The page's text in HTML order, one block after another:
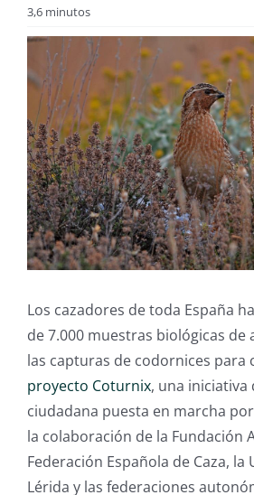
3,6 minutos
Los cazadores de toda España
de 7.000 muestras biológicas de
las capturas de codornices para
proyecto Coturnix, una iniciativa
ciudadana puesta en marcha
la colaboración de la Fundación
Federación Española de Caza, la
Lérida y las federaciones